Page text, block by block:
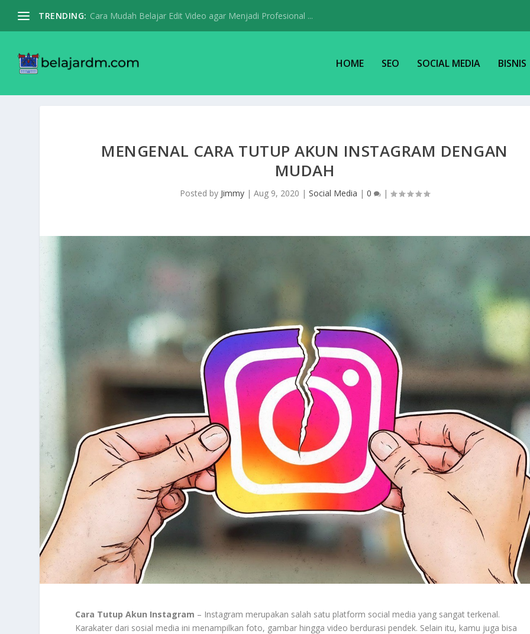
TRENDING: Cara Mudah Belajar Edit Video agar Menjadi Profesional ...
HOME SEO SOCIAL MEDIA BISNIS
MENGENAL CARA TUTUP AKUN INSTAGRAM DENGAN
MUDAH
Posted by Jimmy| Aug 9, 2020 | Social Media | 0 |
Cara Tutup Akun Instagram – Instagram merupakan salah satu platform social media yang sangat terkenal.
Karakater dari sosial media ini menampilkan foto, gambar hingga video berdurasi pendek. Selain itu, kamu juga bisa